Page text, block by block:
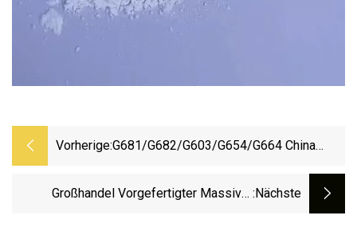
Vorherige:G681/G682/G603/G654/G664 China
Trockensteinlayout
Großhandel Vorgefertigter Massiver :nächste